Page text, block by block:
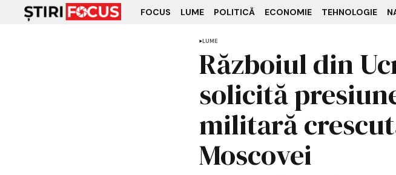
FOCUS LUME POLITICĂ ECONOMIE TEHNOLOGIE
LUME
Războiul din
solicită
militară
Moscovei